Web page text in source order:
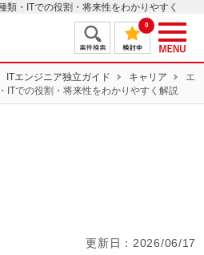
類・ITでの役割・将来性をわかりやすく
の案件・求人はＰＥ－ＢＡＮＫ
0
ITエンジニア独立ガイド キャリア
エ
ITでの役割・将来性をわかりやすく解説
更新日： 2026/06/17